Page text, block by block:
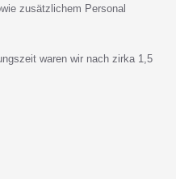
zusätzlichem Personal
waren wir nach zirka 1,5